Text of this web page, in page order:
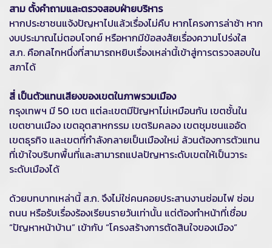
สาม ตั้งคำถามและตรวจสอบฝ่ายบริหาร
หากประชาชนแจ้งปัญหาไปแล้วเรื่องไม่คืบ หากโครงการล่าช้า หาก
งบประมาณไม่ตอบโจทย์ หรือหากมีข้อสงสัยเรื่องความโปร่งใส
ส.ก. คือกลไกหนึ่งที่สามารถหยิบเรื่องเหล่านี้เข้าสู่การตรวจสอบใน
สภาได้
สี่ เป็นตัวแทนเสียงของเขตในภาพรวมเมือง
กรุงเทพฯ มี 50 เขต แต่ละเขตมีปัญหาไม่เหมือนกัน เขตชั้นใน
เขตชานเมือง เขตอุตสาหกรรม เขตริมคลอง เขตชุมชนแออัด
เขตธุรกิจ และเขตที่กำลังกลายเป็นเมืองใหม่ ล้วนต้องการตัวแทน
ที่เข้าใจบริบทพื้นที่และสามารถแปลปัญหาระดับเขตให้เป็นวาระ
ระดับเมืองได้
ด้วยบทบาทเหล่านี้ ส.ก. จึงไม่ใช่คนคอยประสานงานซ่อมไฟ ซ่อม
ถนน หรือรับเรื่องร้องเรียนรายวันเท่านั้น แต่ต้องทำหน้าที่เชื่อม
“ปัญหาหน้าบ้าน” เข้ากับ “โครงสร้างการตัดสินใจของเมือง”